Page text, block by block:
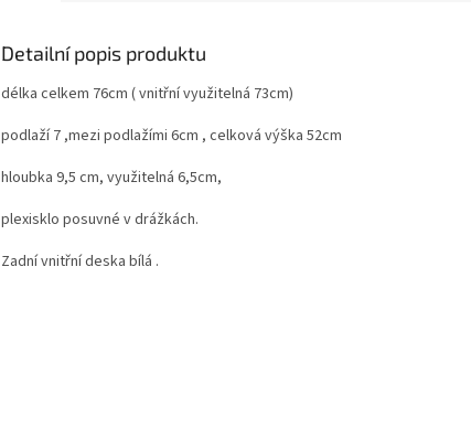
Detailní popis produktu
délka celkem 76cm ( vnitřní využitelná 73cm)
podlaží 7 ,mezi podlažími 6cm , celková výška 52cm
hloubka 9,5 cm, využitelná 6,5cm,
plexisklo posuvné v drážkách.
Zadní vnitřní deska bílá .